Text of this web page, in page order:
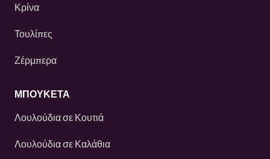
Κρίνα
Τουλίπες
Ζέρμπερα
ΜΠΟΥΚΕΤΑ
Λουλούδια σε Κουτιά
Λουλούδια σε Καλάθια